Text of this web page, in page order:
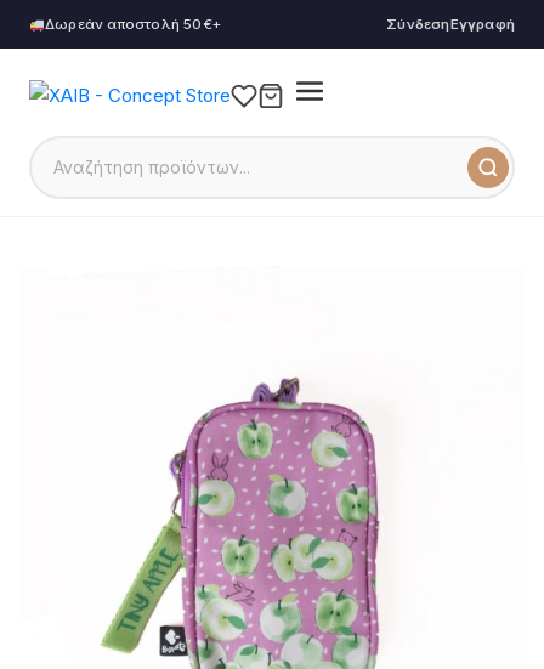
Δωρεάν αποστολή 50€+ ΣύνδεσηΕγγραφή